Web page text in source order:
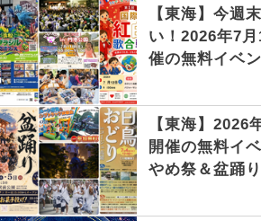
【東海】今週
い！2026年7
催の無料イベ
【東海】2026
開催の無料イ
やめ祭＆盆踊り